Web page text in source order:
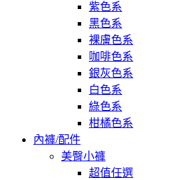
紫色系
黑色系
裸膚色系
咖啡色系
銀灰色系
白色系
綠色系
柑橘色系
內褲/配件
美臀小褲
超值任選